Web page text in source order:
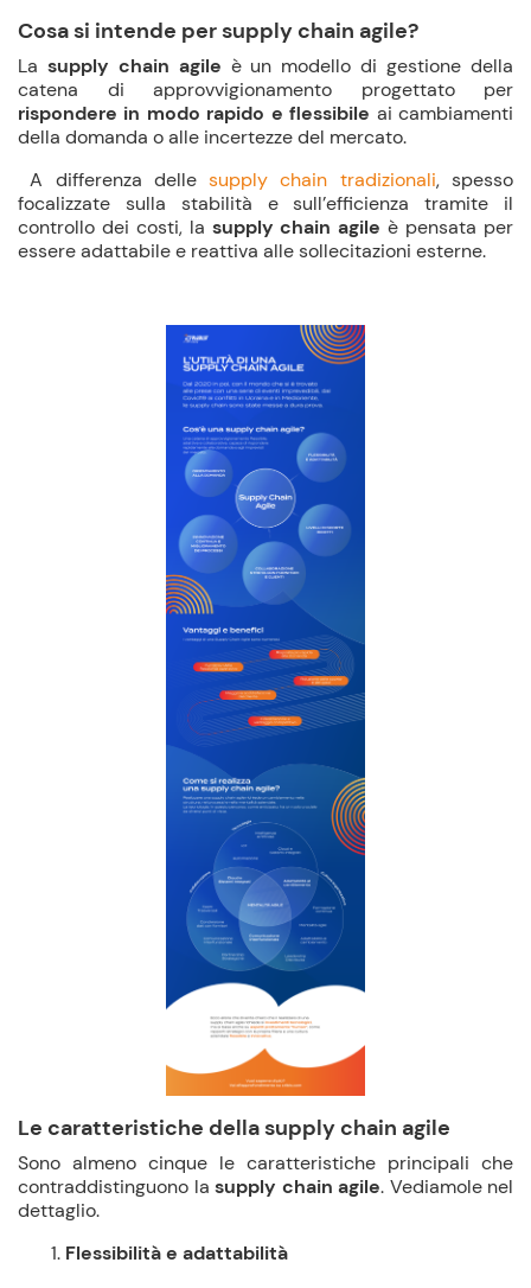
Cosa si intende per supply chain agile?
La supply chain agile è un modello di gestione della
catena di approvvigionamento progettato per
rispondere in modo rapido e flessibile ai cambiamenti
della domanda o alle incertezze del mercato.
A differenza dellesupply chain tradizionali, spesso
focalizzate sulla stabilità e sull’efficienza tramite il
controllo dei costi, la supply chain agile è pensata per
essere adattabile e reattiva alle sollecitazioni esterne.
Le caratteristiche della supply chain agile
Sono almeno cinque le caratteristiche principali che
contraddistinguono la supply chain agile. Vediamole nel
dettaglio.
Flessibilità e adattabilità